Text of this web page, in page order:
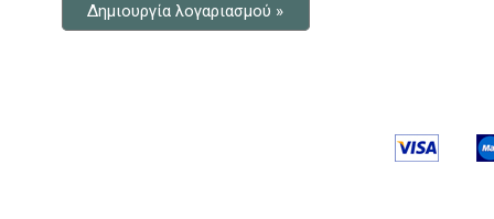
Δημιουργία λογαριασμού »